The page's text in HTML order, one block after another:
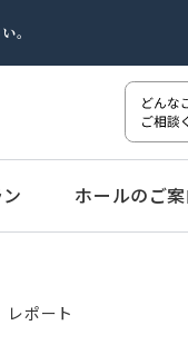
。
ホールのご
ポート